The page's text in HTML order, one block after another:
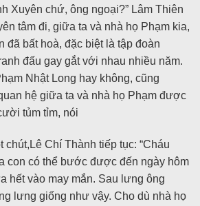
Xuyên chứ, ông ngoại?” Lâm Thiên
tâm đi, giữa ta và nhà họ Phạm kia,
đã bất hoà, đặc biệt là tập đoàn
đấu gay gắt với nhau nhiều năm.
Nhật Long hay không, cũng
hệ giữa ta và nhà họ Phạm được
tủm tỉm, nói
chút,Lê Chí Thành tiếp tục: “Cháu
con có thể bước được đến ngày hôm
hết vào may mắn. Sau lưng ông
lưng giống như vậy. Cho dù nhà họ